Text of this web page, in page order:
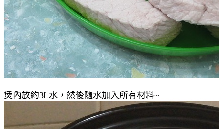
煲內放約3L水，然後隨水加入所有材料~